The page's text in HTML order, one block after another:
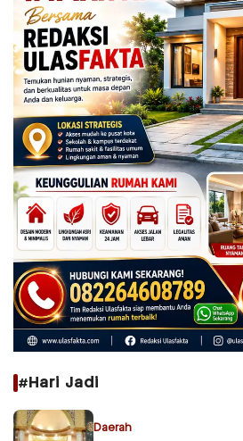
#Hari Jadi
Daerah